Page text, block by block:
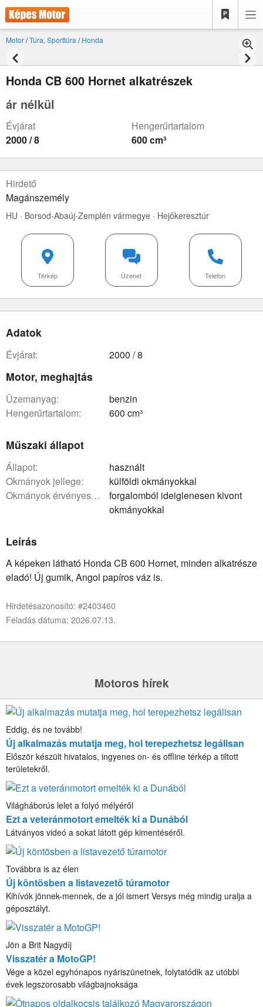
Motor/Túra, Sporttúra /Honda
Honda CB 600 Hornet alkatrészek
ár nélkül
Évjárat
2000 / 8
Hengerűrtartalom
600 cm³
Hirdető
Magánszemély
HU · Borsod-Abaúj-Zemplén vármegye · Hejőkeresztúr
Telefon
Üzenet
Térkép
Adatok
évjárat: 2000 / 8
Motor, meghajtás
üzemanyag:
benzin
hengerűrtartalom:
600 cm³
Műszaki állapot
állapot:
használt
okmányok jellege:
külföldi okmányokkal
okmányok érvényessége:
forgalomból ideiglenesen kivont
okmányokkal
Leírás
A képeken látható Honda CB 600 Hornet, minden alkatrésze
eladó! Új gumik, Angol papíros váz is.
Hirdetésazonosító: #2403460
Feladás dátuma: 2026.07.13.
Motoros hírek
Eddig, és ne tovább!
Új alkalmazás mutatja meg, hol terepezhetsz legálisan
Először készült hivatalos, ingyenes on- és offline térkép a tiltott
területekről.
Világháborús lelet a folyó mélyéről
Ezt a veteránmotort emelték ki a Dunából
Látványos videó a sokat látott gép kimentéséről.
Továbbra is az élen
Új köntösben a listavezető túramotor
Kihívók jönnek-mennek, de a jól ismert Versys még mindig uralja a
géposztályt.
Jön a Brit Nagydíj
Visszatér a MotoGP!
Vége a közel egyhónapos nyáriszünetnek, folytatódik az utóbbi
évek legszorosabb világbajnoksága